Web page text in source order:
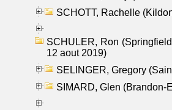
SCHOTT, Rachelle
SCHULER, Ron
12 aout 2019)
SELINGER, Gregory
SIMARD, Glen (Brandon-